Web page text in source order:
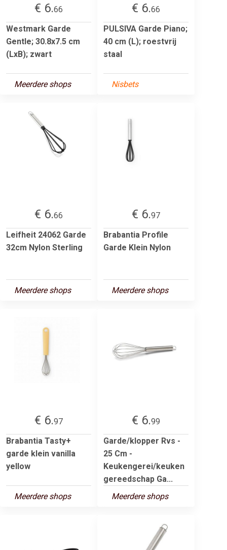
€ 6.66
Westmark Garde
Gentle; 30.8x7.5 cm
(LxB); zwart
Meerdere shops
€ 6.66
PULSIVA Garde Piano;
40 cm (L); roestvrij
staal
Nisbets
€ 6.66
Leifheit 24062 Garde
32cm Nylon Sterling
Meerdere shops
€ 6.97
Brabantia Profile
Garde Klein Nylon
Meerdere shops
€ 6.97
Brabantia Tasty+
garde klein vanilla
yellow
Meerdere shops
€ 6.99
Garde/klopper Rvs -
25 Cm -
Keukengerei/keuken
gereedschap Ga...
Meerdere shops